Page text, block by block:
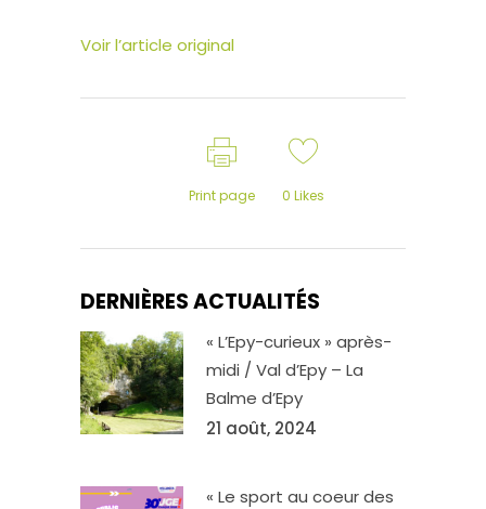
Voir l’article original
Print page 0 Likes
DERNIÈRES ACTUALITÉS
« L’Epy-curieux » après-
midi / Val d’Epy – La
Balme d’Epy
21 août, 2024
« Le sport au coeur des